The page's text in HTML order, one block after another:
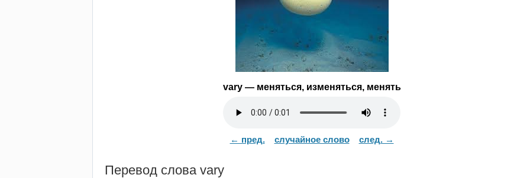
vary— меняться, изменяться, менять
← пред. случайное слово след. →
Перевод слова vary